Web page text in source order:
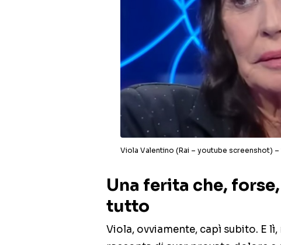
Viola Valentino (Rai – youtube screenshot)
Una ferita che,
tutto
Viola, ovviamente, capì subito. E